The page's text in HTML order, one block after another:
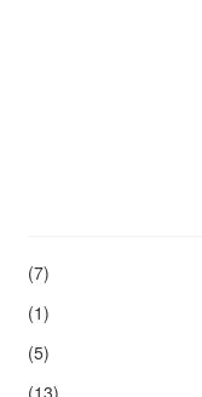
(7)
(1)
(5)
(13)